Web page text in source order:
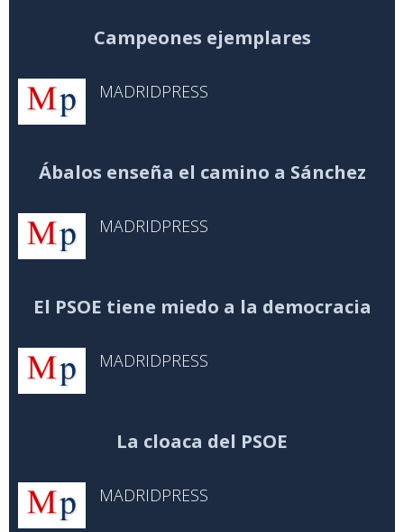
Campeones ejemplares
MADRIDPRESS
Ábalos enseña el camino a Sánchez
MADRIDPRESS
El PSOE tiene miedo a la democracia
MADRIDPRESS
La cloaca del PSOE
MADRIDPRESS